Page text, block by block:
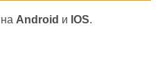
Android и IOS.